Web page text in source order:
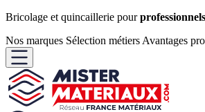
Bricolage et quincaillerie pourprofessionnels
Nos marques Sélection métiers Avantages